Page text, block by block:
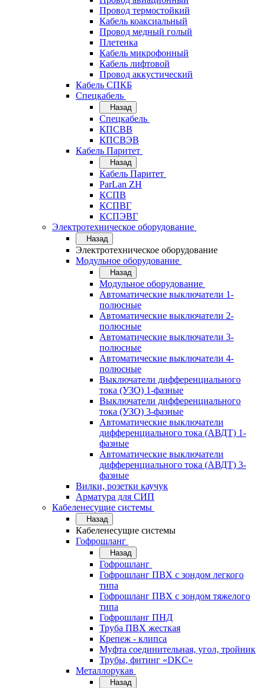
Провод термостойкий
Кабель коаксиальный
Провод медный голый
Плетенка
Кабель микрофонный
Кабель лифтовой
Провод аккустический
Кабель СПКБ
Спецкабель
Назад
Спецкабель
КПСВВ
КПСВЭВ
Кабель Паритет
Назад
Кабель Паритет
ParLan ZH
КСПВ
КСПВГ
КСПЭВГ
Электротехническое оборудование
Назад
Электротехническое оборудование
Модульное оборудование
Назад
Модульное оборудование
Автоматические выключатели 1-
полюсные
Автоматические выключатели 2-
полюсные
Автоматические выключатели 3-
полюсные
Автоматические выключатели 4-
полюсные
Выключатели дифференциального
тока (УЗО) 1-фазные
Выключатели дифференциального
тока (УЗО) 3-фазные
Автоматические выключатели
дифференциального тока (АВДТ) 1-
фазные
Автоматические выключатели
дифференциального тока (АВДТ) 3-
фазные
Вилки, розетки каучук
Арматура для СИП
Кабеленесущие системы
Назад
Кабеленесущие системы
Гофрошланг
Назад
Гофрошланг
Гофрошланг ПВХ с зондом легкого
типа
Гофрошланг ПВХ с зондом тяжелого
типа
Гофрошланг ПНД
Труба ПВХ жесткая
Крепеж - клипса
Муфта соединительная, угол, тройник
Трубы, фитинг «DKC»
Металлорукав
Назад